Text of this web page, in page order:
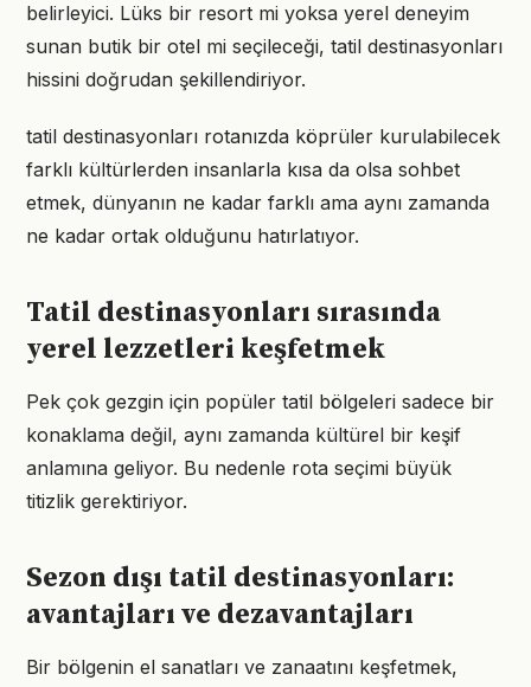
belirleyici. Lüks bir resort mi yoksa yerel deneyim
sunan butik bir otel mi seçileceği, tatil destinasyonları
hissini doğrudan şekillendiriyor.
tatil destinasyonları rotanızda köprüler kurulabilecek
farklı kültürlerden insanlarla kısa da olsa sohbet
etmek, dünyanın ne kadar farklı ama aynı zamanda
ne kadar ortak olduğunu hatırlatıyor.
Tatil destinasyonları sırasında
yerel lezzetleri keşfetmek
Pek çok gezgin için popüler tatil bölgeleri sadece bir
konaklama değil, aynı zamanda kültürel bir keşif
anlamına geliyor. Bu nedenle rota seçimi büyük
titizlik gerektiriyor.
Sezon dışı tatil destinasyonları:
avantajları ve dezavantajları
Bir bölgenin el sanatları ve zanaatını keşfetmek,